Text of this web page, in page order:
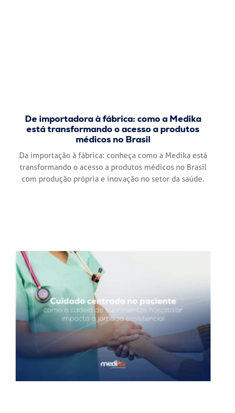
De importadora à fábrica: como a Medika
está transformando o acesso a produtos
médicos no Brasil
Da importação à fábrica: conheça como a Medika está
transformando o acesso a produtos médicos no Brasil
com produção própria e inovação no setor da saúde.